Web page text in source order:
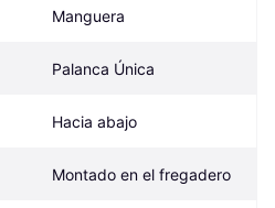
Manguera
Palanca Única
Hacia abajo
Montado en el fregadero